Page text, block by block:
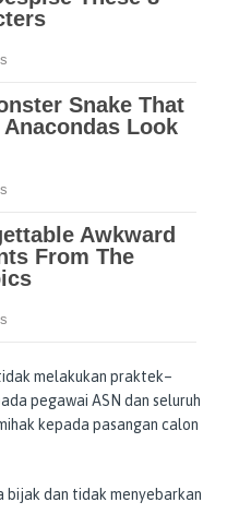
melakukan praktek–
pegawai ASN dan seluruh
kepada pasangan calon
bijak dan tidak menyebarkan